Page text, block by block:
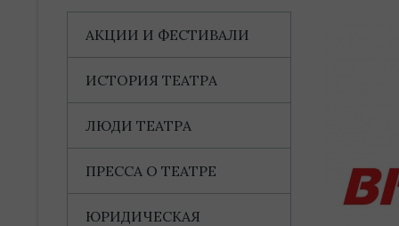
АКЦИИ И ФЕСТИВАЛИ
ИСТОРИЯ ТЕАТРА
ЛЮДИ ТЕАТРА
ПРЕССА О ТЕАТРЕ
ЮРИДИЧЕСКАЯ